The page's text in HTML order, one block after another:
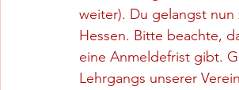
weiter). Du gelangst
Hessen. Bitte beachte,
eine Anmeldefrist gibt.
Lehrgangs unserer